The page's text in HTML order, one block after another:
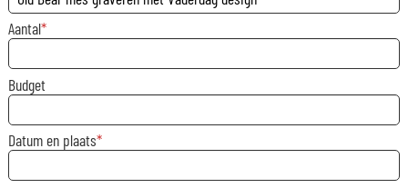
Aantal
Budget
Datum en plaats